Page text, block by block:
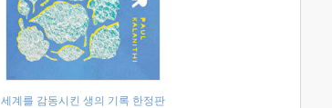
세계를 감동시킨 생의 기록 한정판